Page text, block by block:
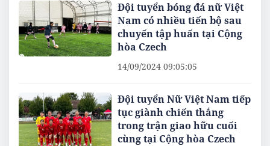
Đội tuyển bóng đá nữ Việt
Nam có nhiều tiến bộ sau
chuyến tập huấn tại Cộng
hòa Czech
14/09/2024 09:05:05
Đội tuyển Nữ Việt Nam tiếp
tục giành chiến thắng
trong trận giao hữu cuối
cùng tại Cộng hòa Czech